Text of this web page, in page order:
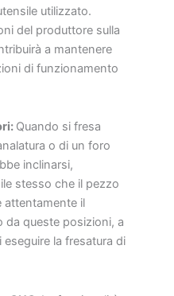
utilizzato.
del produttore sulla
a mantenere
di funzionamento
Quando si fresa
o di un foro
inclinarsi,
stesso che il pezzo
attentamente il
da queste posizioni, a
la fresatura di